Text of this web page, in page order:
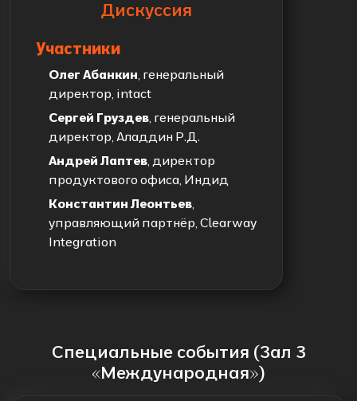
Дискуссия
Участники
Олег Абанкин, генеральный
директор, intact
Сергей Груздев, генеральный
директор, Аладдин Р.Д.
Андрей Лаптев, директор
продуктового офиса, Индид
Константин Леонтьев,
управляющий партнёр, Clearway
Integration
Специальные события (Зал 3
«Международная»)